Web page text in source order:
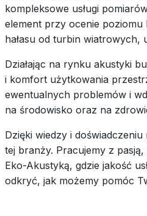
kompleksowe usługi
element przy ocenie poziomu
hałasu od turbin wiatrowych,
Działając na rynku akustyki
i komfort użytkowania
ewentualnych problemów i
na środowisko oraz na
Dzięki wiedzy i
tej branży. Pracujemy z
Eko-Akustyką, gdzie jakość
odkryć, jak możemy pomóc